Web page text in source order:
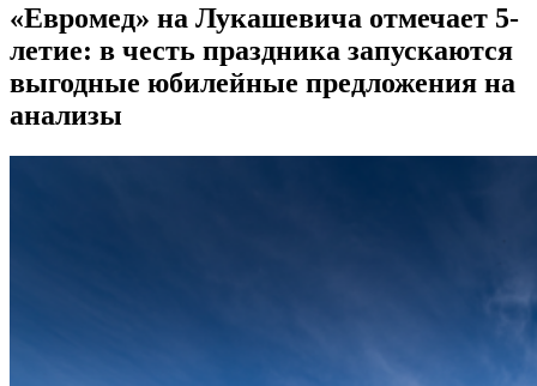
«Евромед» на Лукашевича отмечает 5-
летие: в честь праздника запускаются
выгодные юбилейные предложения на
анализы